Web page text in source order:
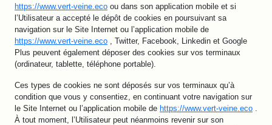
https://www.vert-veine.eco ou dans son application mobile et si
l’Utilisateur a accepté le dépôt de cookies en poursuivant sa
navigation sur le Site Internet ou l’application mobile de
https://www.vert-veine.eco , Twitter, Facebook, Linkedin et Google
Plus peuvent également déposer des cookies sur vos terminaux
(ordinateur, tablette, téléphone portable).
Ces types de cookies ne sont déposés sur vos terminaux qu’à
condition que vous y consentiez, en continuant votre navigation sur
le Site Internet ou l’application mobile de https://www.vert-veine.eco
À tout moment, l’Utilisateur peut néanmoins revenir sur son